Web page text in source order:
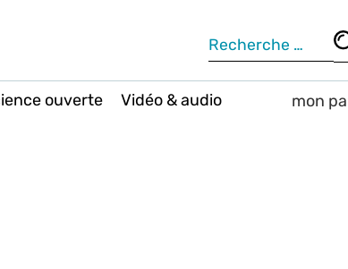
ouverte Vidéo & audio